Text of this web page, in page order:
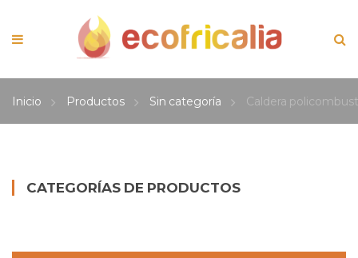
Inicio Productos Sin categoría Caldera
CATEGORÍAS DE PRODUCTOS